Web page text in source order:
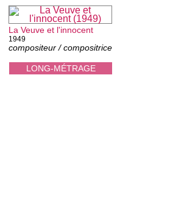
LONG-MÉTRAGE
La Veuve et l'innocent
1949
compositeur / compositrice